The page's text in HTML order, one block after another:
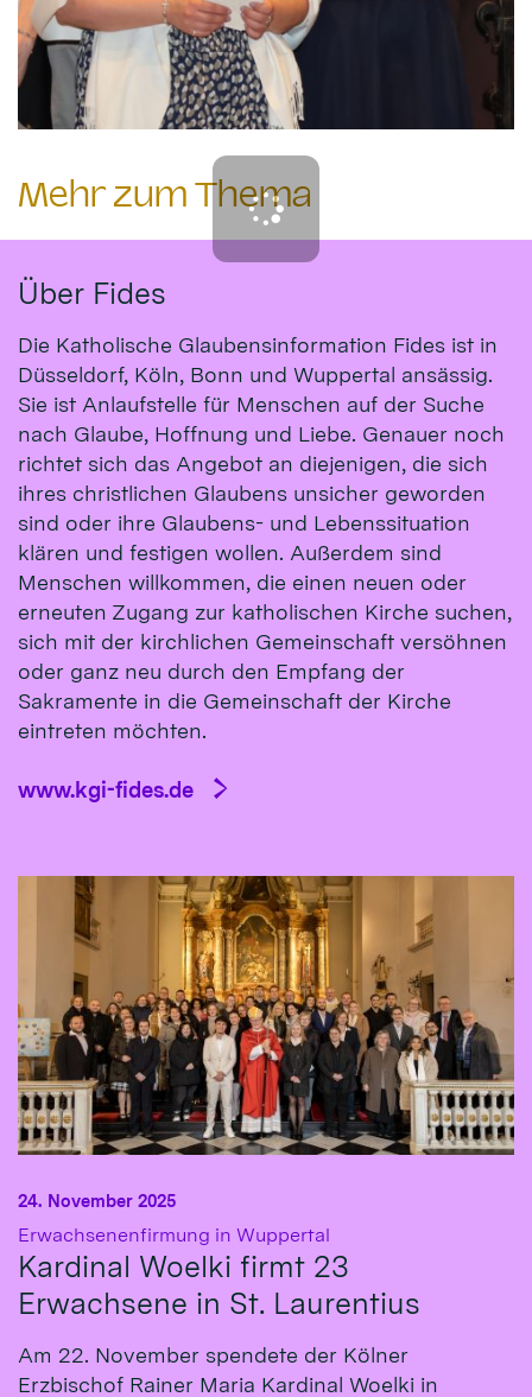
Mehr zum Thema
Über Fides
Die Katholische Glaubensinformation Fides ist in
Düsseldorf, Köln, Bonn und Wuppertal ansässig.
Sie ist Anlaufstelle für Menschen auf der Suche
nach Glaube, Hoffnung und Liebe. Genauer noch
richtet sich das Angebot an diejenigen, die sich
ihres christlichen Glaubens unsicher geworden
sind oder ihre Glaubens- und Lebenssituation
klären und festigen wollen. Außerdem sind
Menschen willkommen, die einen neuen oder
erneuten Zugang zur katholischen Kirche suchen,
sich mit der kirchlichen Gemeinschaft versöhnen
oder ganz neu durch den Empfang der
Sakramente in die Gemeinschaft der Kirche
eintreten möchten.
www.kgi-fides.de
Erwachsenenfirmung in Wuppertal
Kardinal Woelki firmt 23
Erwachsene in St. Laurentius
24. November 2025
Am 22. November spendete der Kölner
Erzbischof Rainer Maria Kardinal Woelki in